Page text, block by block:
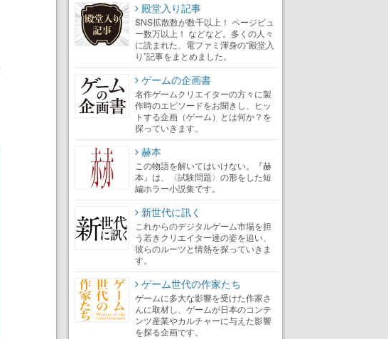
殿堂入り記事
SNS拡散数が数千以上！ ページビュ
ー数万以上！ などなど。多くの人々
に読まれた、電ファミ渾身の“殿堂入
り”記事をまとめました。
ゲームの企画書
名作ゲームクリエイターの方々に製
作時のエピソードをお聞きし、ヒッ
トする企画（ゲーム）とは何か？を
探っていきます。
赫本
この物語を解いてはいけない。『赫
本』は、〈試験問題〉の形をした短
編ホラー小説集です。
新世代に訊く
これからのデジタルゲーム市場を担
う若きクリエイター達の姿を追い、
彼らのルーツと情熱を探っていきま
す。
ゲーム世代の作家たち
ゲームに多大な影響を受けた作家さ
んに取材し、ゲームが日本のコンテ
ンツ産業やカルチャーに与えた影響
を探る企画です。